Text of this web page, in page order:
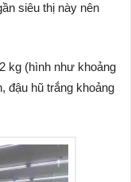
siêu thị này nên
kg (hình như khoảng
đậu hũ trắng khoảng